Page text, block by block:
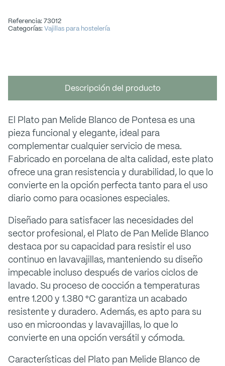
Referencia: 73012
Categorías: Vajillas para hostelería
Descripción del producto
El Plato pan Melide Blanco de Pontesa es una
pieza funcional y elegante, ideal para
complementar cualquier servicio de mesa.
Fabricado en porcelana de alta calidad, este plato
ofrece una gran resistencia y durabilidad, lo que lo
convierte en la opción perfecta tanto para el uso
diario como para ocasiones especiales.
Diseñado para satisfacer las necesidades del
sector profesional, el Plato de Pan Melide Blanco
destaca por su capacidad para resistir el uso
continuo en lavavajillas, manteniendo su diseño
impecable incluso después de varios ciclos de
lavado. Su proceso de cocción a temperaturas
entre 1.200 y 1.380 °C garantiza un acabado
resistente y duradero. Además, es apto para su
uso en microondas y lavavajillas, lo que lo
convierte en una opción versátil y cómoda.
Características del Plato pan Melide Blanco de